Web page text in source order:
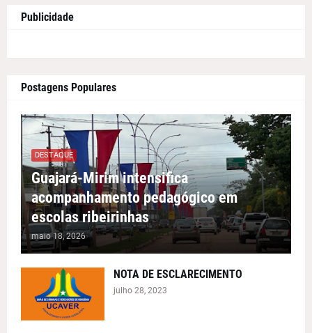
Publicidade
Postagens Populares
DESTAQUE
Guajará-Mirim intensifica
acompanhamento pedagógico em
escolas ribeirinhas
maio 18, 2026
NOTA DE ESCLARECIMENTO
julho 28, 2023